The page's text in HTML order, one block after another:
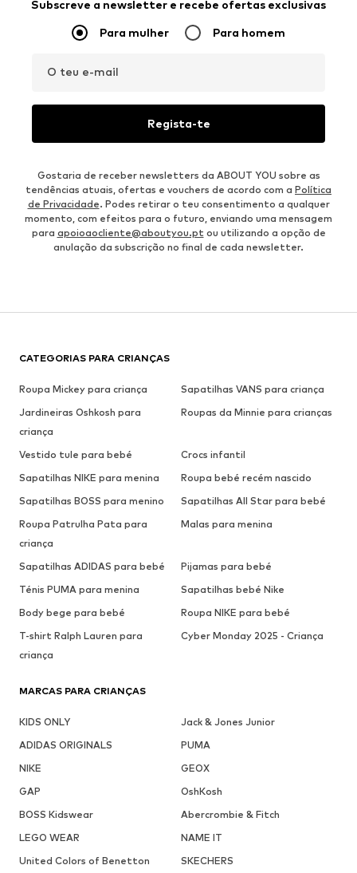
Subscreve a newsletter e recebe ofertas exclusivas
Para mulher Para homem
O teu e-mail
Regista-te
Gostaria de receber newsletters da ABOUT YOU sobre as
tendências atuais, ofertas e vouchers de acordo com a Política
de Privacidade. Podes retirar o teu consentimento a qualquer
momento, com efeitos para o futuro, enviando uma mensagem
para apoioaocliente@aboutyou.pt ou utilizando a opção de
anulação da subscrição no final de cada newsletter.
CATEGORIAS PARA CRIANÇAS
Roupa Mickey para criança
Sapatilhas VANS para criança
Jardineiras Oshkosh para
criança
Roupas da Minnie para crianças
Vestido tule para bebé
Crocs infantil
Sapatilhas NIKE para menina
Roupa bebé recém nascido
Sapatilhas BOSS para menino
Sapatilhas All Star para bebé
Roupa Patrulha Pata para
criança
Malas para menina
Sapatilhas ADIDAS para bebé
Pijamas para bebé
Ténis PUMA para menina
Sapatilhas bebé Nike
Body bege para bebé
Roupa NIKE para bebé
T-shirt Ralph Lauren para
criança
Cyber Monday 2025 - Criança
MARCAS PARA CRIANÇAS
KIDS ONLY
Jack & Jones Junior
ADIDAS ORIGINALS
PUMA
NIKE
GEOX
GAP
OshKosh
BOSS Kidswear
Abercrombie & Fitch
LEGO WEAR
NAME IT
United Colors of Benetton
SKECHERS